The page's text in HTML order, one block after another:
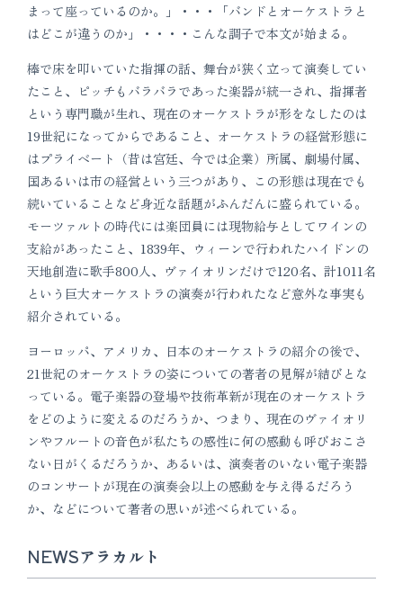
まって座っているのか。」・・・「バンドとオーケストラと
はどこが違うのか」・・・・こんな調子で本文が始まる。
棒で床を叩いていた指揮の話、舞台が狭く立って演奏してい
たこと、ピッチもバラバラであった楽器が統一され、指揮者
という専門職が生れ、現在のオーケストラが形をなしたのは
19世紀になってからであること、オーケストラの経営形態に
はプライベート（昔は宮廷、今では企業）所属、劇場付属、
国あるいは市の経営という三つがあり、この形態は現在でも
続いていることなど身近な話題がふんだんに盛られている。
モーツァルトの時代には楽団員には現物給与としてワインの
支給があったこと、1839年、ウィーンで行われたハイドンの
天地創造に歌手800人、ヴァイオリンだけで120名、計1011名
という巨大オーケストラの演奏が行われたなど意外な事実も
紹介されている。
ヨーロッパ、アメリカ、日本のオーケストラの紹介の後で、
21世紀のオーケストラの姿についての著者の見解が結びとな
っている。電子楽器の登場や技術革新が現在のオーケストラ
をどのように変えるのだろうか、つまり、現在のヴァイオリ
ンやフルートの音色が私たちの感性に何の感動も呼びおこさ
ない日がくるだろうか、あるいは、演奏者のいない電子楽器
のコンサートが現在の演奏会以上の感動を与え得るだろう
か、などについて著者の思いが述べられている。
NEWSアラカルト